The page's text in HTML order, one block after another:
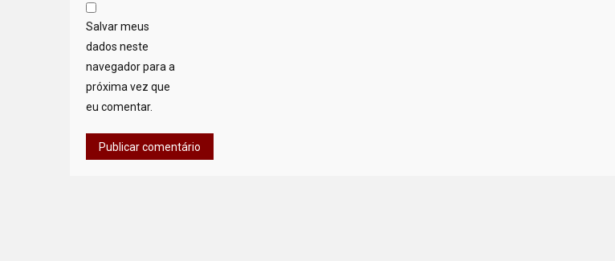
Salvar meus
dados neste
navegador para a
próxima vez que
eu comentar.